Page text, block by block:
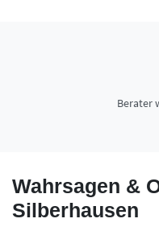
Berater
Wahrsagen &
Silberhausen